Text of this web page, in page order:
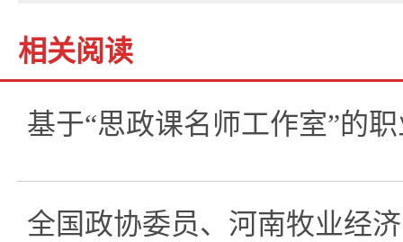
相关阅读
基于“思政课名师工作室”的
全国政协委员、河南牧业经